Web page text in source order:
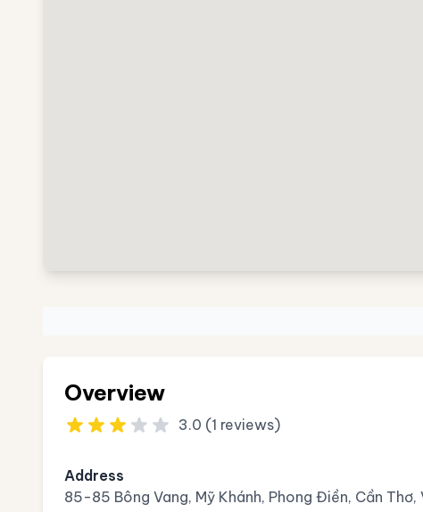
Overview
3.0 (1 reviews)
Address
85-85 Bông Vang, Mỹ Khánh, Phong Điền, Cần Thơ,